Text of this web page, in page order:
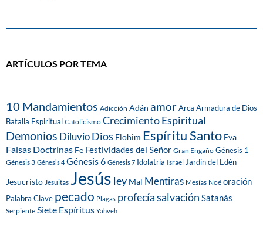
ARTÍCULOS POR TEMA
10 Mandamientos Adicción Adán amorArca Armadura de Dios
Batalla Espiritual Catolicismo Crecimiento Espiritual
Demonios DiluvioDios Elohim Espíritu Santo Eva
Falsas Doctrinas Fe Festividades del Señor Gran Engaño Génesis 1
Génesis 3 Génesis 4 Génesis 6 Génesis 7 Idolatría Israel Jardín del Edén
Jesucristo Jesuitas Jesús ley Mal Mentiras Mesías Noé oración
Palabra Clave pecado Plagas profecíasalvación Satanás
Serpiente Siete Espíritus Yahveh